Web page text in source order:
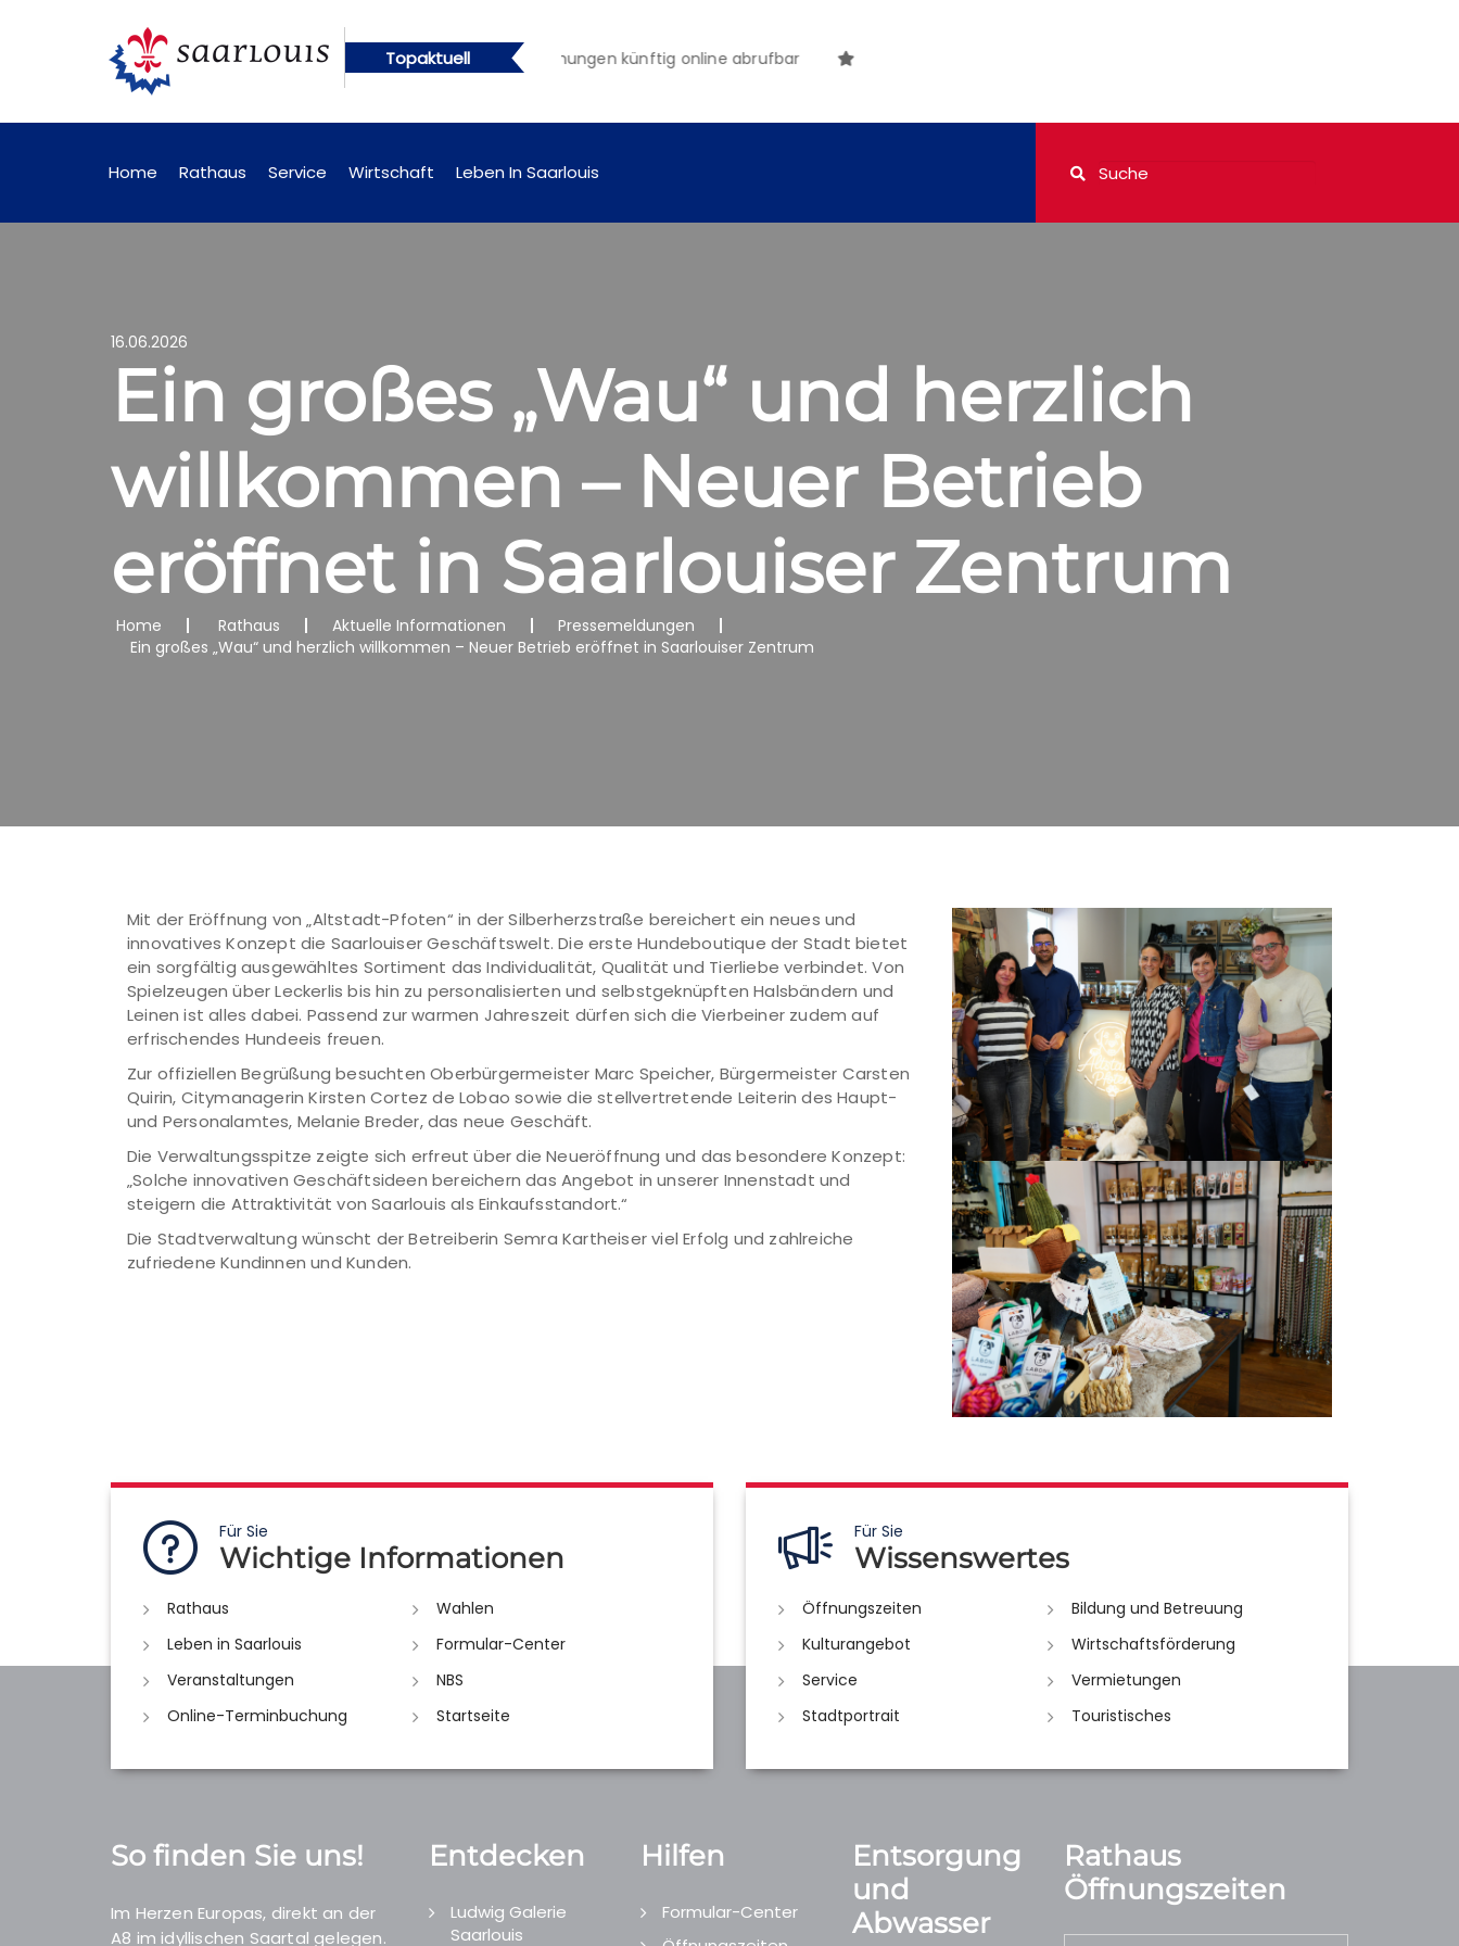
Topaktuell
künftig online abrufbar Öffentliche Bekanntmachungen künftig online abrufbar
Home Rathaus Service Wirtschaft Leben In Saarlouis
16.06.2026
Ein großes „Wau“ und herzlich
willkommen – Neuer Betrieb
eröffnet in Saarlouiser Zentrum
Home Rathaus Aktuelle Informationen
Pressemeldungen
Ein großes „Wau“ und herzlich willkommen – Neuer Betrieb eröffnet in Saarlouiser Zentrum
Mit der Eröffnung von „Altstadt-Pfoten“ in der Silberherzstraße bereichert ein neues und
innovatives Konzept die Saarlouiser Geschäftswelt. Die erste Hundeboutique der Stadt bietet
ein sorgfältig ausgewähltes Sortiment das Individualität, Qualität und Tierliebe verbindet. Von
Spielzeugen über Leckerlis bis hin zu personalisierten und selbstgeknüpften Halsbändern und
Leinen ist alles dabei. Passend zur warmen Jahreszeit dürfen sich die Vierbeiner zudem auf
erfrischendes Hundeeis freuen.
Zur offiziellen Begrüßung besuchten Oberbürgermeister Marc Speicher, Bürgermeister Carsten
Quirin, Citymanagerin Kirsten Cortez de Lobao sowie die stellvertretende Leiterin des Haupt-
und Personalamtes, Melanie Breder, das neue Geschäft.
Die Verwaltungsspitze zeigte sich erfreut über die Neueröffnung und das besondere Konzept:
„Solche innovativen Geschäftsideen bereichern das Angebot in unserer Innenstadt und
steigern die Attraktivität von Saarlouis als Einkaufsstandort.“
Die Stadtverwaltung wünscht der Betreiberin Semra Kartheiser viel Erfolg und zahlreiche
zufriedene Kundinnen und Kunden.
Für Sie
Wichtige Informationen
Rathaus
Wahlen
Leben in Saarlouis
Formular-Center
Veranstaltungen
NBS
Online-Terminbuchung
Startseite
Für Sie
Wissenswertes
Öffnungszeiten
Bildung und Betreuung
Kulturangebot
Wirtschaftsförderung
Service
Vermietungen
Stadtportrait
Touristisches
So finden Sie uns!
Im Herzen Europas, direkt an der
A8 im idyllischen Saartal gelegen.
Entdecken
Ludwig Galerie
Saarlouis
Hilfen
Formular-Center
Entsorgung
und
Abwasser
Rathaus
Öffnungszeiten